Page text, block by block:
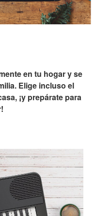
en tu hogar y se
Elige incluso el
¡y prepárate para